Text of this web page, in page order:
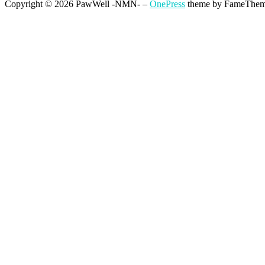
Copyright © 2026 PawWell -NMN- – OnePress theme by